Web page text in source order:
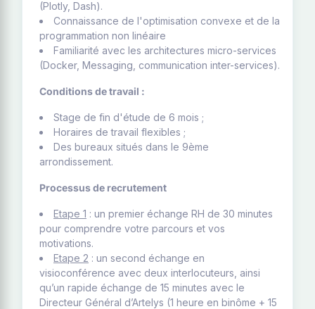
(Plotly, Dash).
Connaissance de l'optimisation convexe et de la
programmation non linéaire
Familiarité avec les architectures micro-services
(Docker, Messaging, communication inter-services).
Conditions de travail :
Stage de fin d'étude de 6 mois ;
Horaires de travail flexibles ;
Des bureaux situés dans le 9ème
arrondissement.
Processus de recrutement
Etape 1 : un premier échange RH de 30 minutes
pour comprendre votre parcours et vos
motivations.
Etape 2 : un second échange en
visioconférence avec deux interlocuteurs, ainsi
qu’un rapide échange de 15 minutes avec le
Directeur Général d’Artelys (1 heure en binôme + 15